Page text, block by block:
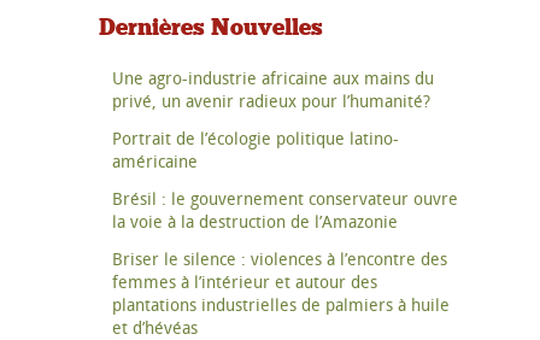
Dernières Nouvelles
Une agro-industrie africaine aux mains du
privé, un avenir radieux pour l’humanité?
Portrait de l’écologie politique latino-
américaine
Brésil : le gouvernement conservateur ouvre
la voie à la destruction de l’Amazonie
Briser le silence : violences à l’encontre des
femmes à l’intérieur et autour des
plantations industrielles de palmiers à huile
et d’hévéas